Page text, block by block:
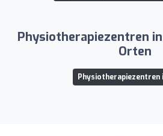
Physiotherapiezentren
Orten
Physiotherapiezentren